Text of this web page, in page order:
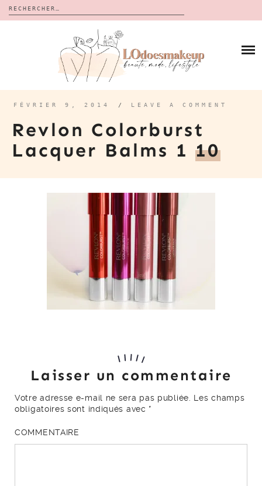
Rechercher :
CALENDRIERS DE L’AVENT
BON PLAN
À PROPOS
CONTACT
FÉVRIER 9, 2014 / LEAVE A COMMENT
Revlon Colorburst
Lacquer Balms 110
Laisser un commentaire
Votre adresse e-mail ne sera pas publiée.
Les champs
obligatoires sont indiqués avec *
COMMENTAIRE